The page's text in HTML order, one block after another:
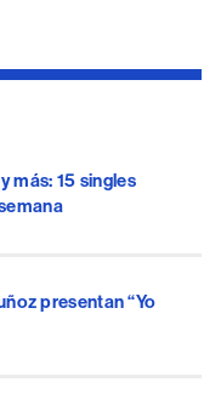
más: 15 singles
presentan “Yo